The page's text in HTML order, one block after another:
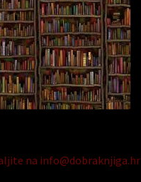
na info@dobraknjiga.hr